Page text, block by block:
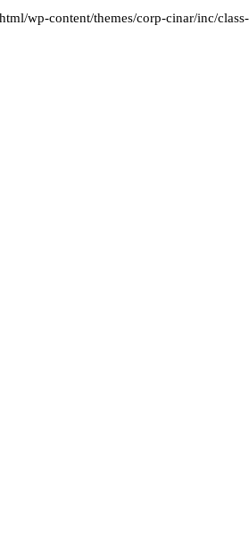
wp-content/themes/corp-cinar/inc/